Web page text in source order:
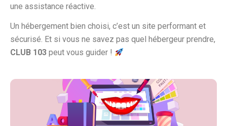
une assistance réactive.
Un hébergement bien choisi, c’est un site performant et
sécurisé. Et si vous ne savez pas quel hébergeur prendre,
CLUB 103 peut vous guider !